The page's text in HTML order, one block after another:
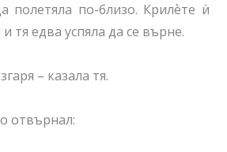
полетяла по-близо. Крилѐте ѝ
тя едва успяла да се върне.
– казала тя.
отвърнал: